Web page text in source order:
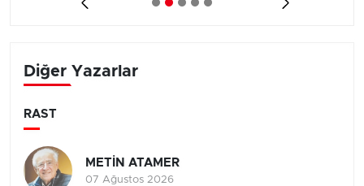
Diğer Yazarlar
RAST
METİN ATAMER
07 Ağustos 2026